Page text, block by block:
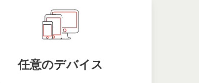
任意のデバイス